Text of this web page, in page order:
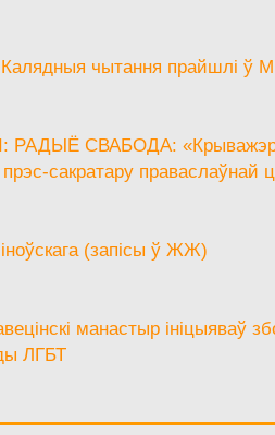
чытання прайшлі ў
СВАБОДА:
прэс-сакратару праваслаўнай
(запісы ў ЖЖ)
манастыр ініцыяваў
ЛГБТ